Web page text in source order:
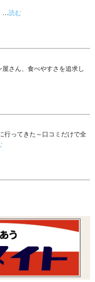
…読む
さん、食べやすさを追求し
行ってきた～口コミだけで全